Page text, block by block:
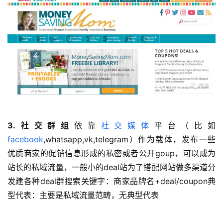
3.社交群组 依靠 社交媒体 平台（比如
facebook,whatsapp,vk,telegram）作为载体，发布一些
优质商家的促销信息形成的私密或者公开goup，可以成为
站长的私域流量，一般小的deal站为了搭配网站做多渠道分
发建各种deal群搜索关键字：商家品牌名+deal/coupon典
型代表：主要是私域流量范畴，无典型代表